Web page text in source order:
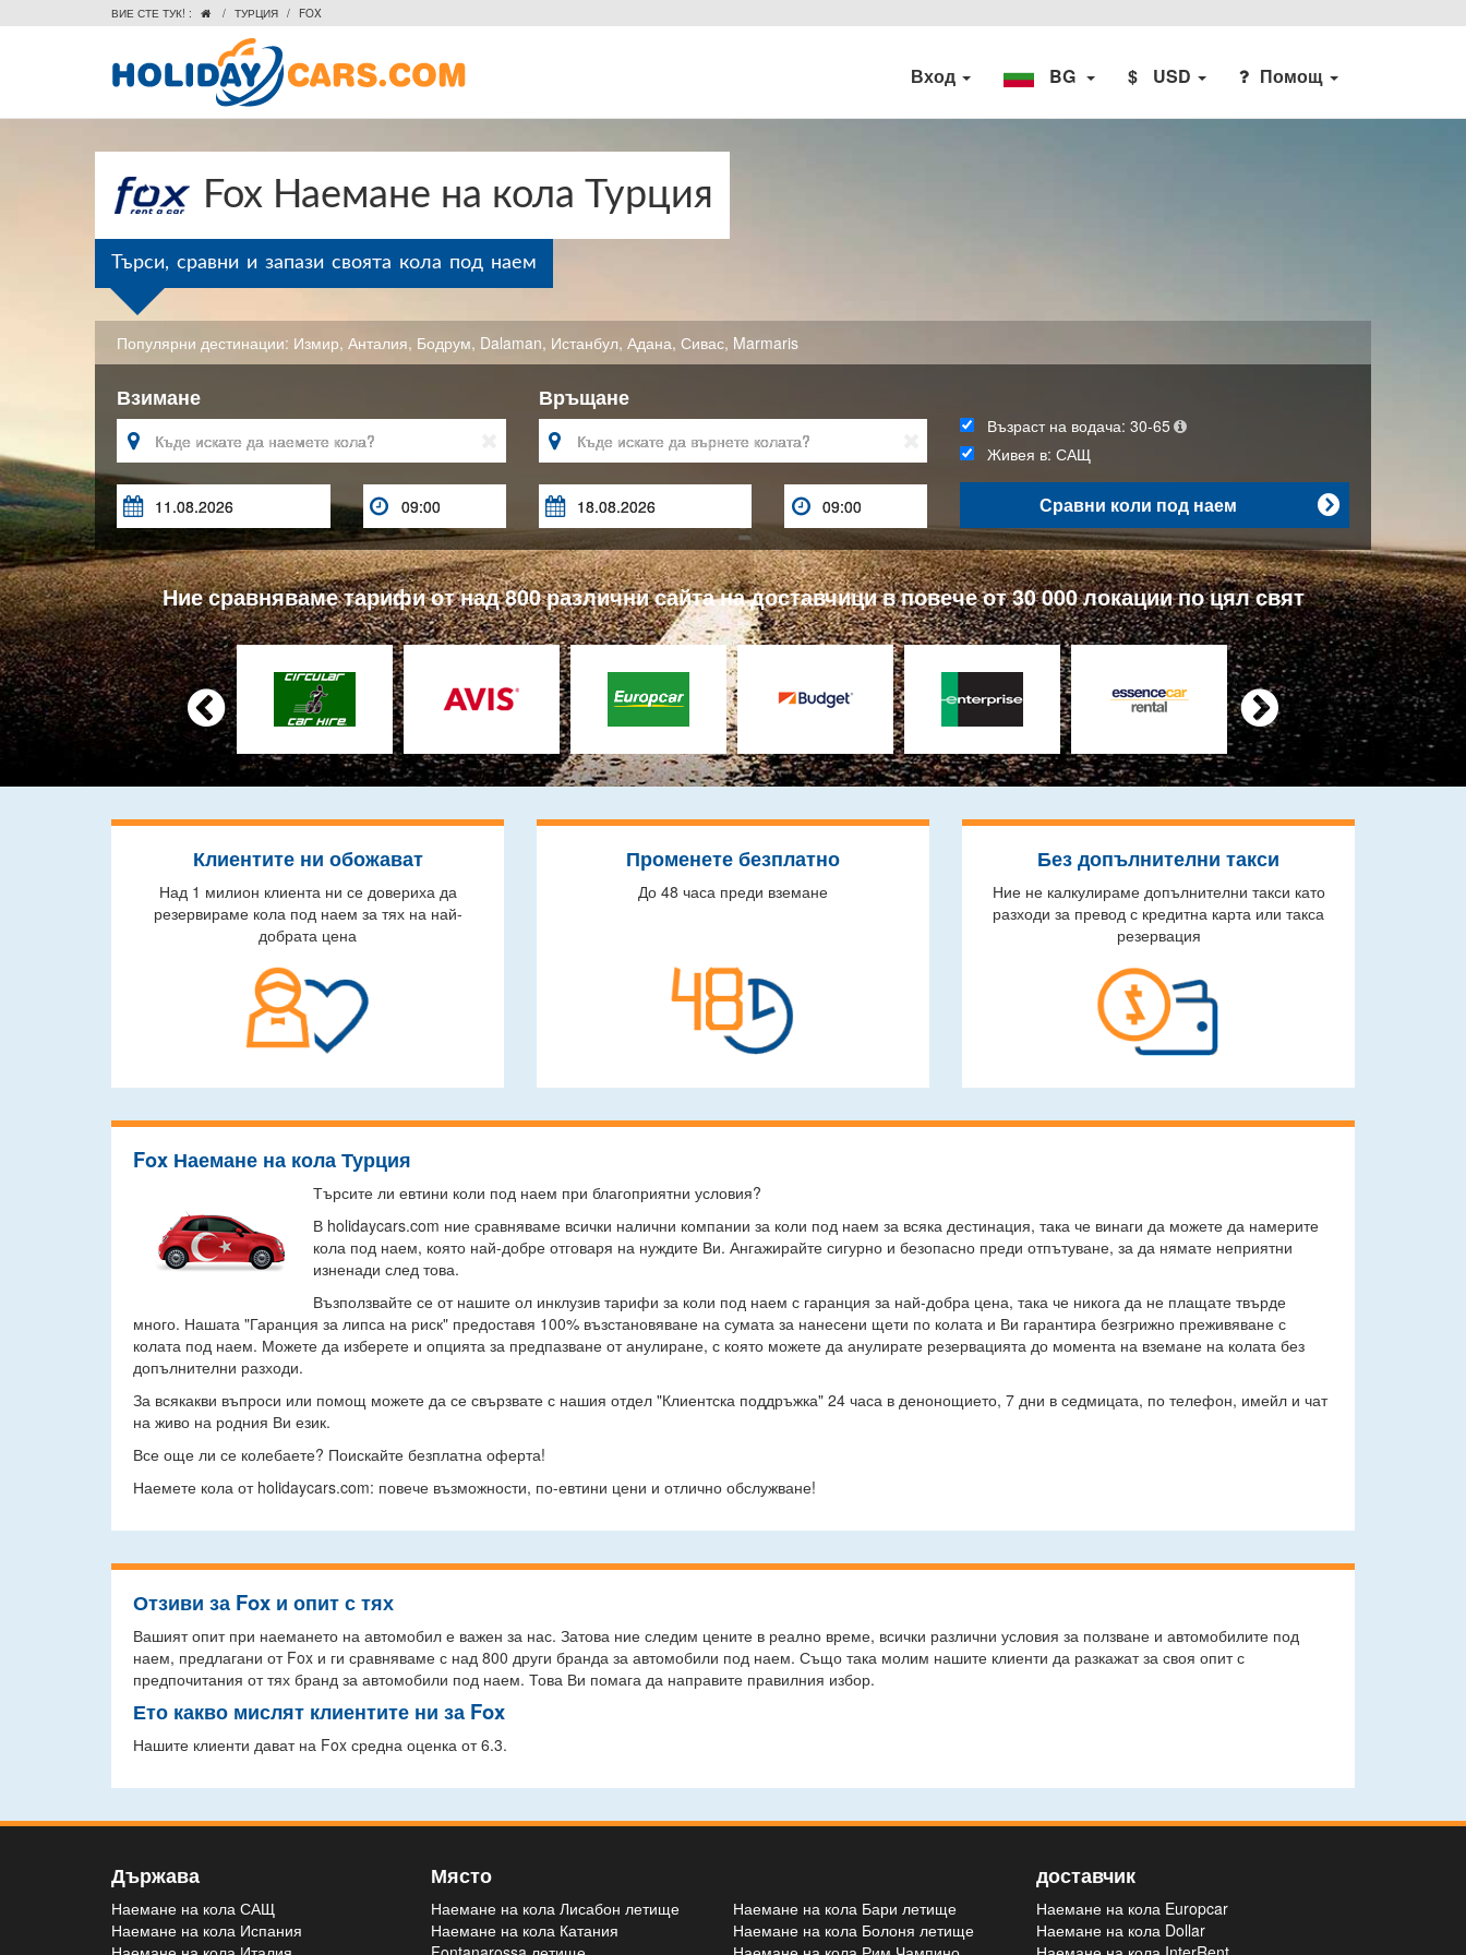
ВИЕ СТЕ ТУК! :  / ТУРЦИЯ / FOX
Вход BG $ USD Помощ
Fox Наемане на кола Турция
Търси, сравни и запази своята кола под наем
Популярни дестинации: Измир, Анталия, Бодрум, Dalaman, Истанбул, Адана, Сивас, Marmaris
Взимане

 
Връщане

 
Възраст на водача:30-65
Живея в:САЩ

Сравни коли под наем
Ние сравняваме тарифи от над 800 различни сайта на доставчици в повече от 30 000 локации по цял свят
 
Клиентите ни обожават
Над 1 милион клиента ни се довериха да
резервираме кола под наем за тях на най-
добрата цена
Променете безплатно
До 48 часа преди вземане
Без допълнителни такси
Ние не калкулираме допълнителни такси като
разходи за превод с кредитна карта или такса
резервация
Fox Наемане на кола Турция
Търсите ли евтини коли под наем при благоприятни условия?
В holidaycars.com ние сравняваме всички налични компании за коли под наем за всяка дестинация, така че винаги да можете да намерите
кола под наем, която най-добре отговаря на нуждите Ви. Ангажирайте сигурно и безопасно преди отпътуване, за да нямате неприятни
изненади след това.
Възползвайте се от нашите ол инклузив тарифи за коли под наем с гаранция за най-добра цена, така че никога да не плащате твърде
много. Нашата "Гаранция за липса на риск" предоставя 100% възстановяване на сумата за нанесени щети по колата и Ви гарантира безгрижно преживяване с
колата под наем. Можете да изберете и опцията за предпазване от анулиране, с която можете да анулирате резервацията до момента на вземане на колата без
допълнителни разходи.
За всякакви въпроси или помощ можете да се свързвате с нашия отдел "Клиентска поддръжка" 24 часа в денонощието, 7 дни в седмицата, по телефон, имейл и чат
на живо на родния Ви език.
Все още ли се колебаете? Поискайте безплатна оферта!
Наемете кола от holidaycars.com: повече възможности, по-евтини цени и отлично обслужване!
Отзиви за Fox и опит с тях
Вашият опит при наемането на автомобил е важен за нас. Затова ние следим цените в реално време, всички различни условия за ползване и автомобилите под
наем, предлагани от Fox и ги сравняваме с над 800 други бранда за автомобили под наем. Също така молим нашите клиенти да разкажат за своя опит с
предпочитания от тях бранд за автомобили под наем. Това Ви помага да направите правилния избор.
Ето какво мислят клиентите ни за Fox
Нашите клиенти дават на Fox средна оценка от 6.3.
Държава
Наемане на кола САЩ
Наемане на кола Испания
Място
Наемане на кола Лисабон летище
Наемане на кола Катания
Наемане на кола Бари летище
Наемане на кола Болоня летище
доставчик
Наемане на кола Europcar
Наемане на кола Dollar